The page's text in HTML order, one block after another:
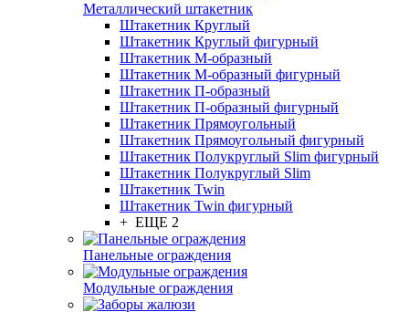
Металлический штакетник
Штакетник Круглый
Штакетник Круглый фигурный
Штакетник М-образный
Штакетник М-образный фигурный
Штакетник П-образный
Штакетник П-образный фигурный
Штакетник Прямоугольный
Штакетник Прямоугольный фигурный
Штакетник Полукруглый Slim фигурный
Штакетник Полукруглый Slim
Штакетник Twin
Штакетник Twin фигурный
+ ЕЩЕ 2
Панельные ограждения
Модульные ограждения